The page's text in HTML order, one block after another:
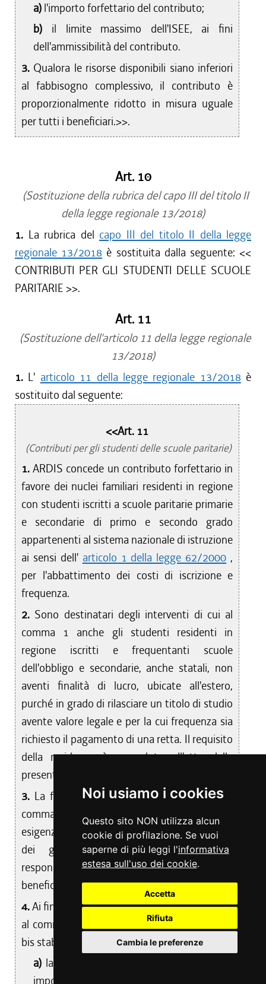
Noi usiamo i cookies
Questo sito NON utilizza alcun
cookie di profilazione. Se vuoi
saperne di più leggi l'informativa
estesa sull'uso dei cookie.
Accetta
Rifiuta
Cambia le preferenze
a) l'importo forfettario del contributo;
b) il limite massimo dell'ISEE, ai fini
dell'ammissibilità del contributo.
3. Qualora le risorse disponibili siano inferiori
al fabbisogno complessivo, il contributo è
proporzionalmente ridotto in misura uguale
per tutti i beneficiari.>>.
Art. 10
(Sostituzione della rubrica del capo III del titolo II
della legge regionale 13/2018)
1. La rubrica del capo III del titolo II della legge
regionale 13/2018 è sostituita dalla seguente: <<
CONTRIBUTI PER GLI STUDENTI DELLE SCUOLE
PARITARIE >>.
Art. 11
(Sostituzione dell'articolo 11 della legge regionale
13/2018)
1. L' articolo 11 della legge regionale 13/2018 è
sostituito dal seguente:
<<Art. 11
(Contributi per gli studenti delle scuole paritarie)
1.ARDIS concede un contributo forfettario in
favore dei nuclei familiari residenti in regione
con studenti iscritti a scuole paritarie primarie
e secondarie di primo e secondo grado
appartenenti al sistema nazionale di istruzione
ai sensi dell' articolo 1 della legge 62/2000 ,
per l'abbattimento dei costi di iscrizione e
frequenza.
2. Sono destinatari degli interventi di cui al
comma 1 anche gli studenti residenti in
regione iscritti e frequentanti scuole
dell'obbligo e secondarie, anche statali, non
aventi finalità di lucro, ubicate all'estero,
purché in grado di rilasciare un titolo di studio
avente valore legale e per la cui frequenza sia
richiesto il pagamento di una retta. Il requisito
della residenza è posseduto all'atto della
presentazione della domanda.
3. La frequenza di una delle scuole di cui al
comma 2 deve essere motivata da comprovate
esigenze lavorative o di studio di almeno uno
dei genitori, o persone esercenti la
responsabilità genitoriale, dell'alunno
beneficiario del contributo.
4.Ai fini della concessione del contributo di cui
al comma 1 le linee guida di cui all'articolo 32
bis stabiliscono:
a) la misura massima degli assegni con un
importo differenziato per la scuola primaria,